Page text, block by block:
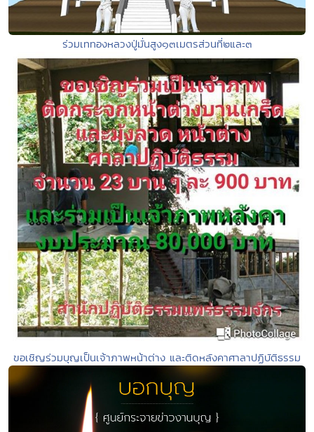
ร่วมเททองหลวงปู่มั่นสูง๑๓เมตรส่วนที่๒และ๓
ขอเชิญร่วมบุญเป็นเจ้าภาพหน้าต่าง และติดหลังคาศาลาปฏิบัติธรรม